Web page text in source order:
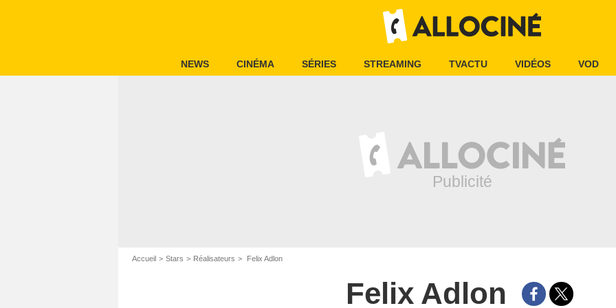
NEWS CINÉMA SÉRIES STREAMING TVACTU VIDÉOS VOD
Accueil Stars Réalisateurs Felix Adlon
Felix Adlon